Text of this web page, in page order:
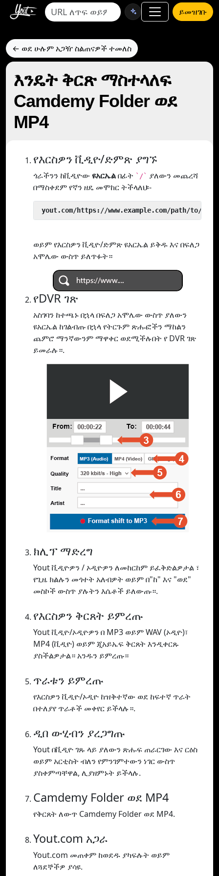
ይመዝገቡ
← ወደ ሁሉም አጋዥ ስልጠናዎች ተመለስ
እንዴት ቅርጽ ማስተላለፍ
Camdemy Folder ወደ
MP4
የእርስዎን ቪዲዮ/ድምጽ ያግኙ
ጎራችንን ከቪዲዮው ዩአርኤልበፊት `/` ያለውን መጨረሻ
በማስቀደም የኛን ዘዴ መሞከር ትችላለህ፡-
yout.com/https://www.example.com/path/to/
ወይም የእርስዎን ቪዲዮ/ድምጽ ዩአርኤል ይቅዱ እና በፍለጋ
አሞሌው ውስጥ ይለጥፉት።
የDVR ገጽ
አስገባን ከተጫኑ በኋላ በፍለጋ አሞሌው ውስጥ ያለውን
ዩአርኤል ከገልብጡ በኋላ የትርጉም ጽሑፎችን ማከልን
ጨምሮ ማንኛውንም ማዋቀር ወደሚችሉበት የ DVR ገጽ
ይመራሉ።.
ክሊፕ ማድረግ
Yout ቪዲዮዎን / ኦዲዮዎን ለመከርከም ይፈቅድልዎታል ፣
የጊዜ ክልሉን መጎተት አለብዎት ወይም በ"ከ" እና "ወደ"
መስኮች ውስጥ ያሉትን እሴቶች ይለውጡ።.
የእርስዎን ቅርጸት ይምረጡ
Yout ቪዲዮ/ኦዲዮዎን በ MP3 ወይም WAV (ኦዲዮ)፣
MP4 (ቪዲዮ) ወይም ጂአይኤፍ ቅርጸት እንዲቀርጹ
ያስችልዎታል። አንዱን ይምረጡ።
ጥራቱን ይምረጡ
የእርስዎን ቪዲዮ/ኦዲዮ ከዝቅተኛው ወደ ከፍተኛ ጥራት
በተለያየ ጥራቶች መቀየር ይችላሉ።.
ዲበ ውሂብን ያረጋግጡ
Yout በቪዲዮ ገጹ ላይ ያለውን ጽሑፍ ጠራርገው እና ርዕስ
ወይም አርቲስት ብለን የምንገምተውን ነገር ውስጥ
ያስቀምጣቸዋል, ሊያዘምኑት ይችላሉ.
Camdemy Folder ወደ MP4
የቅርጸት ለውጥ Camdemy Folder ወደ MP4.
Yout.com አጋራ
Yout.com መጠቀም ከወደዱ ያካፍሉት ወይም
ለጓደኞችዎ ያሳዩ.